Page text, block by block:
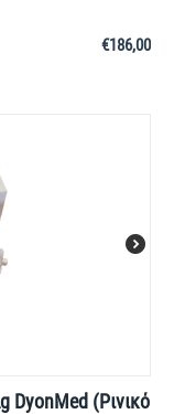
€186,00
DyonMed (Ρινικό